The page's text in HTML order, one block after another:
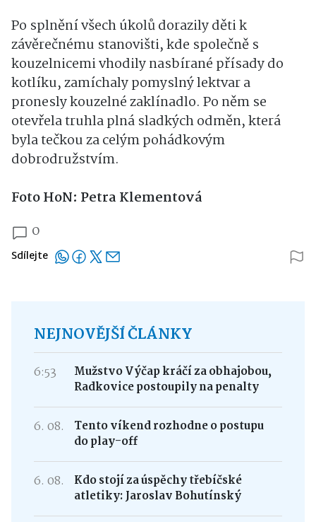
Po splnění všech úkolů dorazily děti k
závěrečnému stanovišti, kde společně s
kouzelnicemi vhodily nasbírané přísady do
kotlíku, zamíchaly pomyslný lektvar a
pronesly kouzelné zaklínadlo. Po něm se
otevřela truhla plná sladkých odměn, která
byla tečkou za celým pohádkovým
dobrodružstvím.
Foto HoN: Petra Klementová
0
Sdílejte
NEJNOVĚJŠÍ ČLÁNKY
6:53
Mužstvo Výčap kráčí za obhajobou,
Radkovice postoupily na penalty
6. 08.
Tento víkend rozhodne o postupu
do play-off
6. 08.
Kdo stojí za úspěchy třebíčské
atletiky: Jaroslav Bohutínský